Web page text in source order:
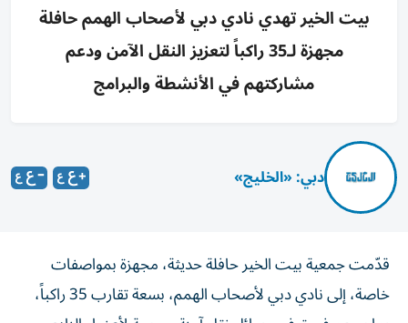
بيت الخير تهدي نادي دبي لأصحاب الهمم حافلة
مجهزة لـ35 راكباً لتعزيز النقل الآمن ودعم
مشاركتهم في الأنشطة والبرامج
دبي: «الخليج»
قدّمت جمعية بيت الخير حافلة حديثة، مجهزة بمواصفات
خاصة، إلى نادي دبي لأصحاب الهمم، بسعة تقارب 35 راكباً،